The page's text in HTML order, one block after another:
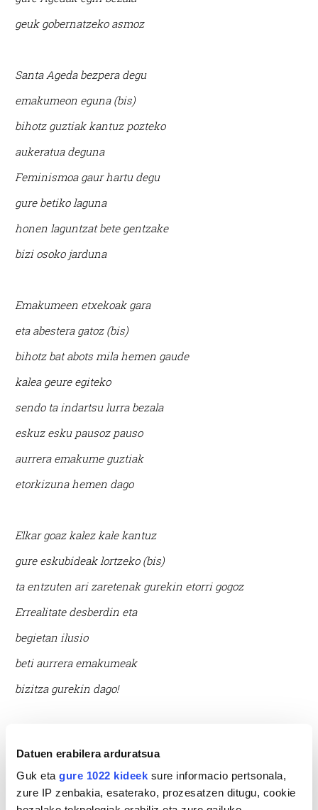
Datuen erabilera arduratsua
Guk eta gure 1022 kideek sure informacio pertsonala,
zure IP zenbakia, esaterako, prozesatzen ditugu, cookie
geuk gobernatzeko asmoz
Santa Ageda bezpera degu
emakumeon eguna (bis)
bihotz guztiak kantuz pozteko
aukeratua deguna
Feminismoa gaur hartu degu
gure betiko laguna
honen laguntzat bete gentzake
bizi osoko jarduna
Emakumeen etxekoak gara
eta abestera gatoz (bis)
bihotz bat abots mila hemen gaude
kalea geure egiteko
sendo ta indartsu lurra bezala
eskuz esku pausoz pauso
aurrera emakume guztiak
etorkizuna hemen dago
Elkar goaz kalez kale kantuz
gure eskubideak lortzeko (bis)
ta entzuten ari zaretenak gurekin etorri gogoz
Errealitate desberdin eta
begietan ilusio
beti aurrera emakumeak
bizitza gurekin dago!